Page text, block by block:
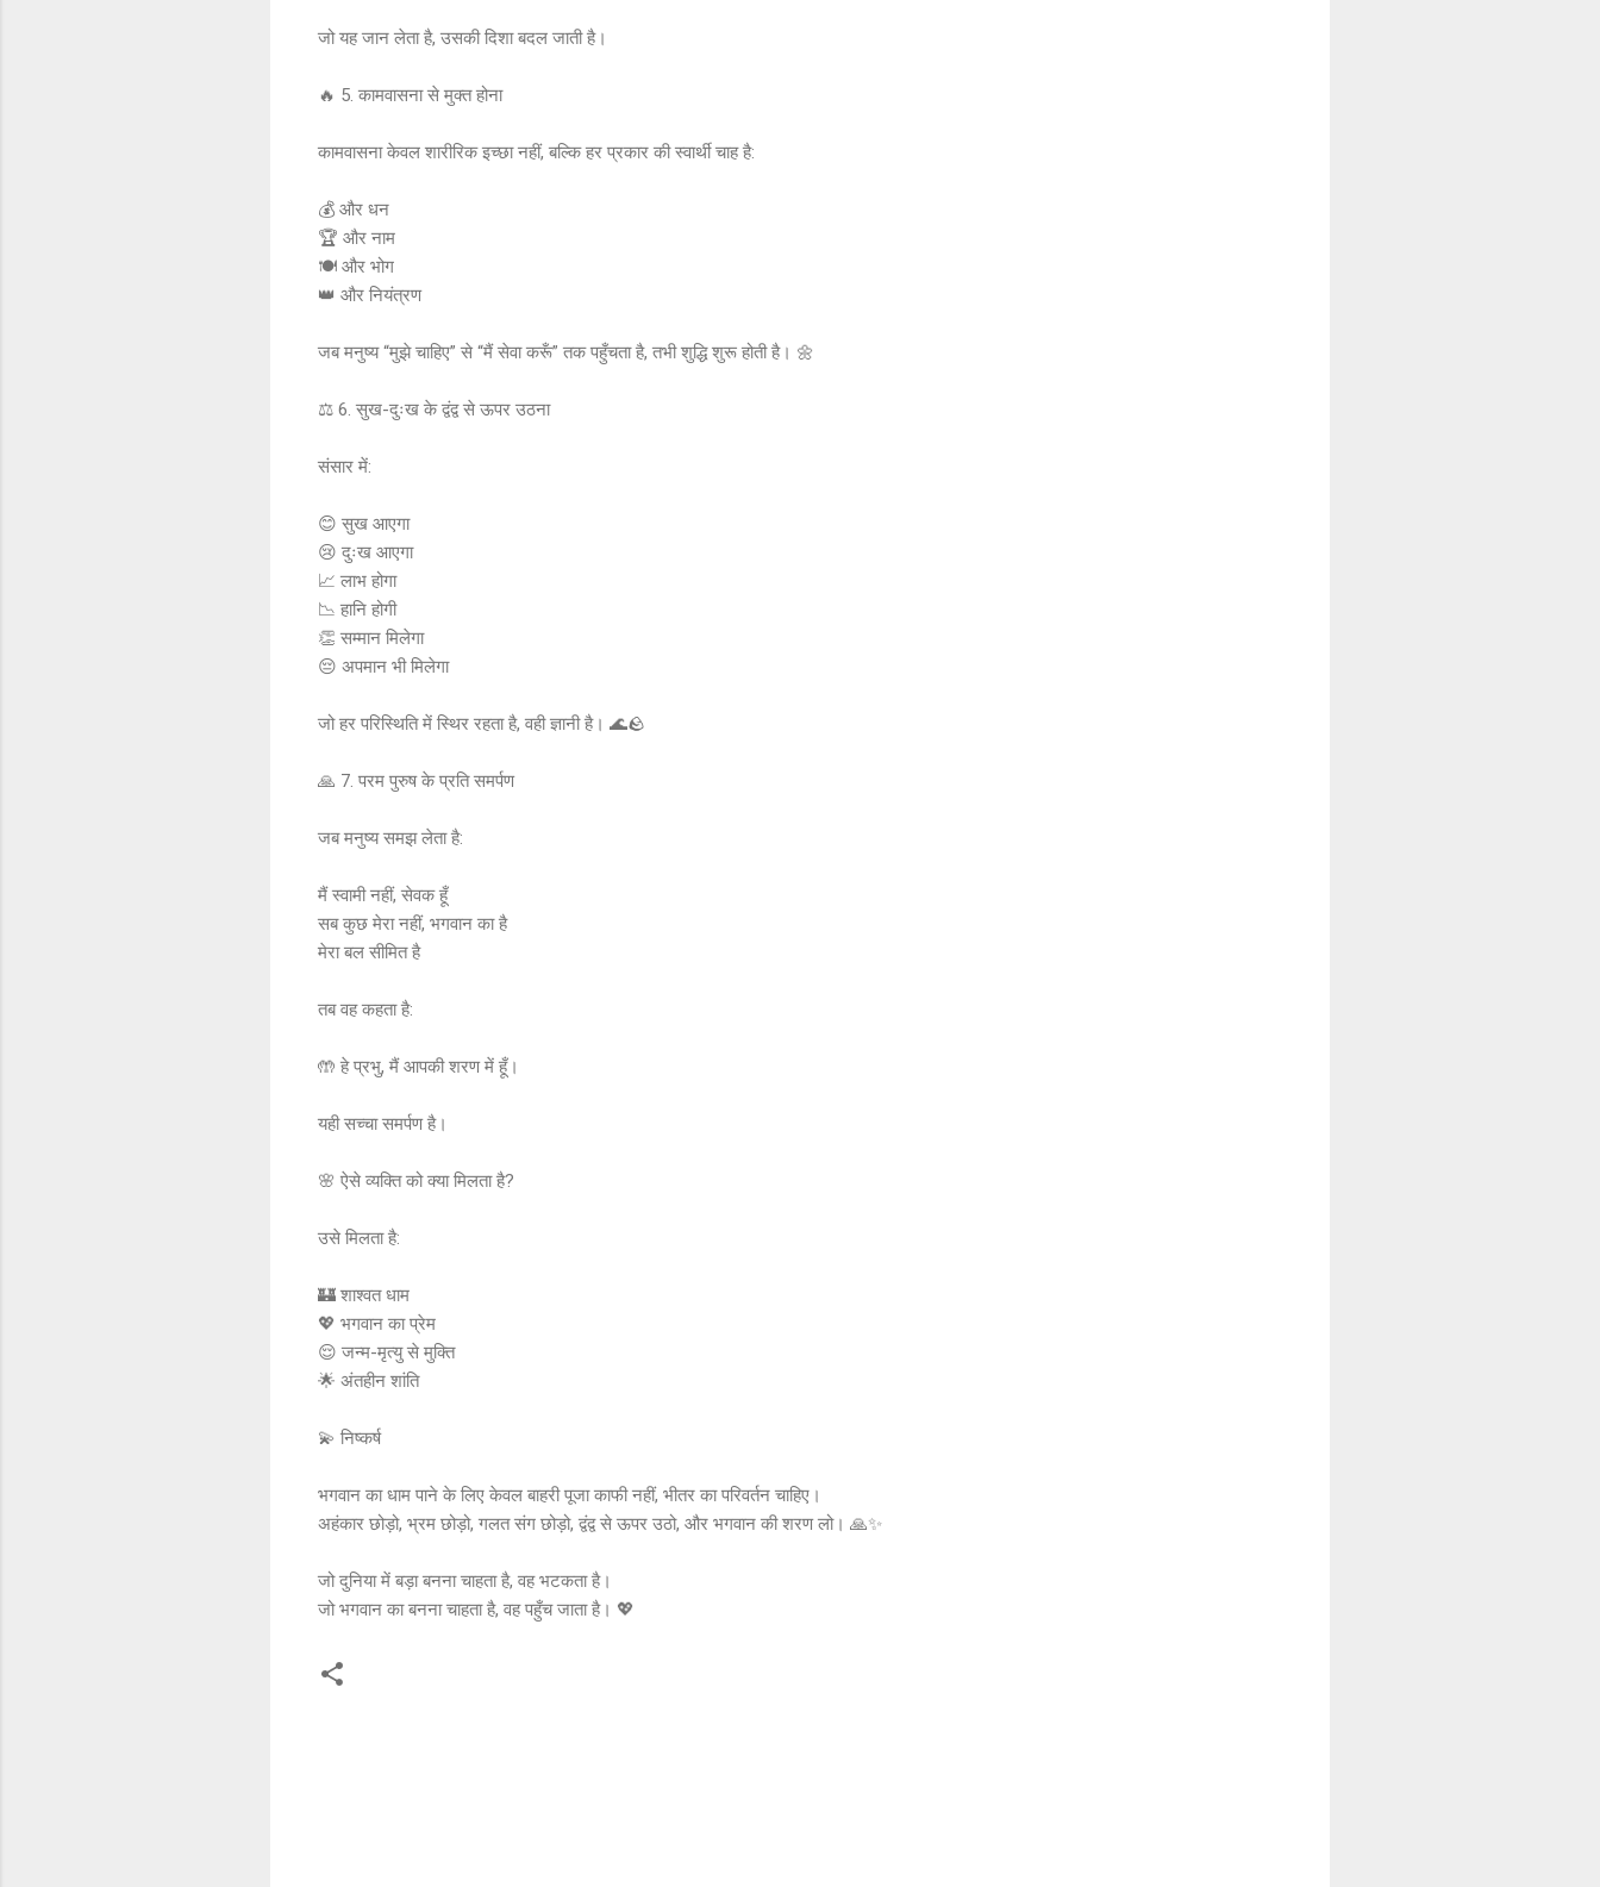
जो यह जान लेता है, उसकी दिशा बदल जाती है।
🔥 5. कामवासना से मुक्त होना
कामवासना केवल शारीरिक इच्छा नहीं, बल्कि हर प्रकार की स्वार्थी चाह है:
💰 और धन
🏆 और नाम
🍽️ और भोग
👑 और नियंत्रण
जब मनुष्य “मुझे चाहिए” से “मैं सेवा करूँ” तक पहुँचता है, तभी शुद्धि शुरू होती है। 🌼
⚖️ 6. सुख-दुःख के द्वंद्व से ऊपर उठना
संसार में:
😊 सुख आएगा
😢 दुःख आएगा
📈 लाभ होगा
📉 हानि होगी
👏 सम्मान मिलेगा
😔 अपमान भी मिलेगा
जो हर परिस्थिति में स्थिर रहता है, वही ज्ञानी है। 🌊🪨
🙏 7. परम पुरुष के प्रति समर्पण
जब मनुष्य समझ लेता है:
मैं स्वामी नहीं, सेवक हूँ
सब कुछ मेरा नहीं, भगवान का है
मेरा बल सीमित है
तब वह कहता है:
🤲 हे प्रभु, मैं आपकी शरण में हूँ।
यही सच्चा समर्पण है।
🌸 ऐसे व्यक्ति को क्या मिलता है?
उसे मिलता है:
🏰 शाश्वत धाम
💖 भगवान का प्रेम
😌 जन्म-मृत्यु से मुक्ति
🌟 अंतहीन शांति
💫 निष्कर्ष
भगवान का धाम पाने के लिए केवल बाहरी पूजा काफी नहीं, भीतर का परिवर्तन चाहिए।
अहंकार छोड़ो, भ्रम छोड़ो, गलत संग छोड़ो, द्वंद्व से ऊपर उठो, और भगवान की शरण लो। 🙏✨
जो दुनिया में बड़ा बनना चाहता है, वह भटकता है।
जो भगवान का बनना चाहता है, वह पहुँच जाता है। 💖